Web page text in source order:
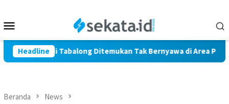
konten
Mobile
Headline
Marindi Tabalong Ditemukan Tak Bernyawa di Area
Beranda News